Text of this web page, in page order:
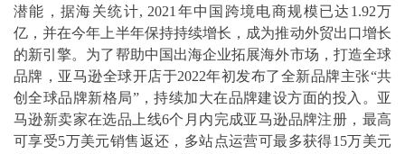
潜能，据海关统计, 2021年中国跨境电商规模已达1.92万
亿，并在今年上半年保持持续增长，成为推动外贸出口增长
的新引擎。为了帮助中国出海企业拓展海外市场，打造全球
品牌，亚马逊全球开店于2022年初发布了全新品牌主张“共
创全球品牌新格局”，持续加大在品牌建设方面的投入。亚
马逊新卖家在选品上线6个月内完成亚马逊品牌注册，最高
可享受5万美元销售返还，多站点运营可最多获得15万美元